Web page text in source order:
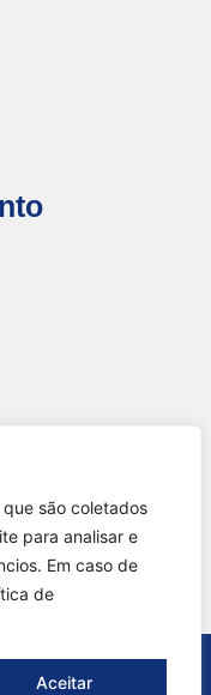
são coletados
para analisar e
Em caso de
de
Aceitar
- Botafogo,